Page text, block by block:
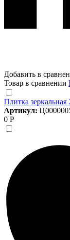
Добавить в
Товар в сравнении
Плитка
Артикул:
0 Р